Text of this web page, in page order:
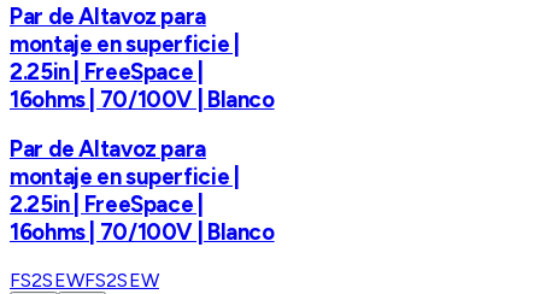
Par de Altavoz para
montaje en superficie |
2.25in | FreeSpace |
16ohms | 70/100V | Blanco
Par de Altavoz para
montaje en superficie |
2.25in | FreeSpace |
16ohms | 70/100V | Blanco
FS2SEWFS2SEW